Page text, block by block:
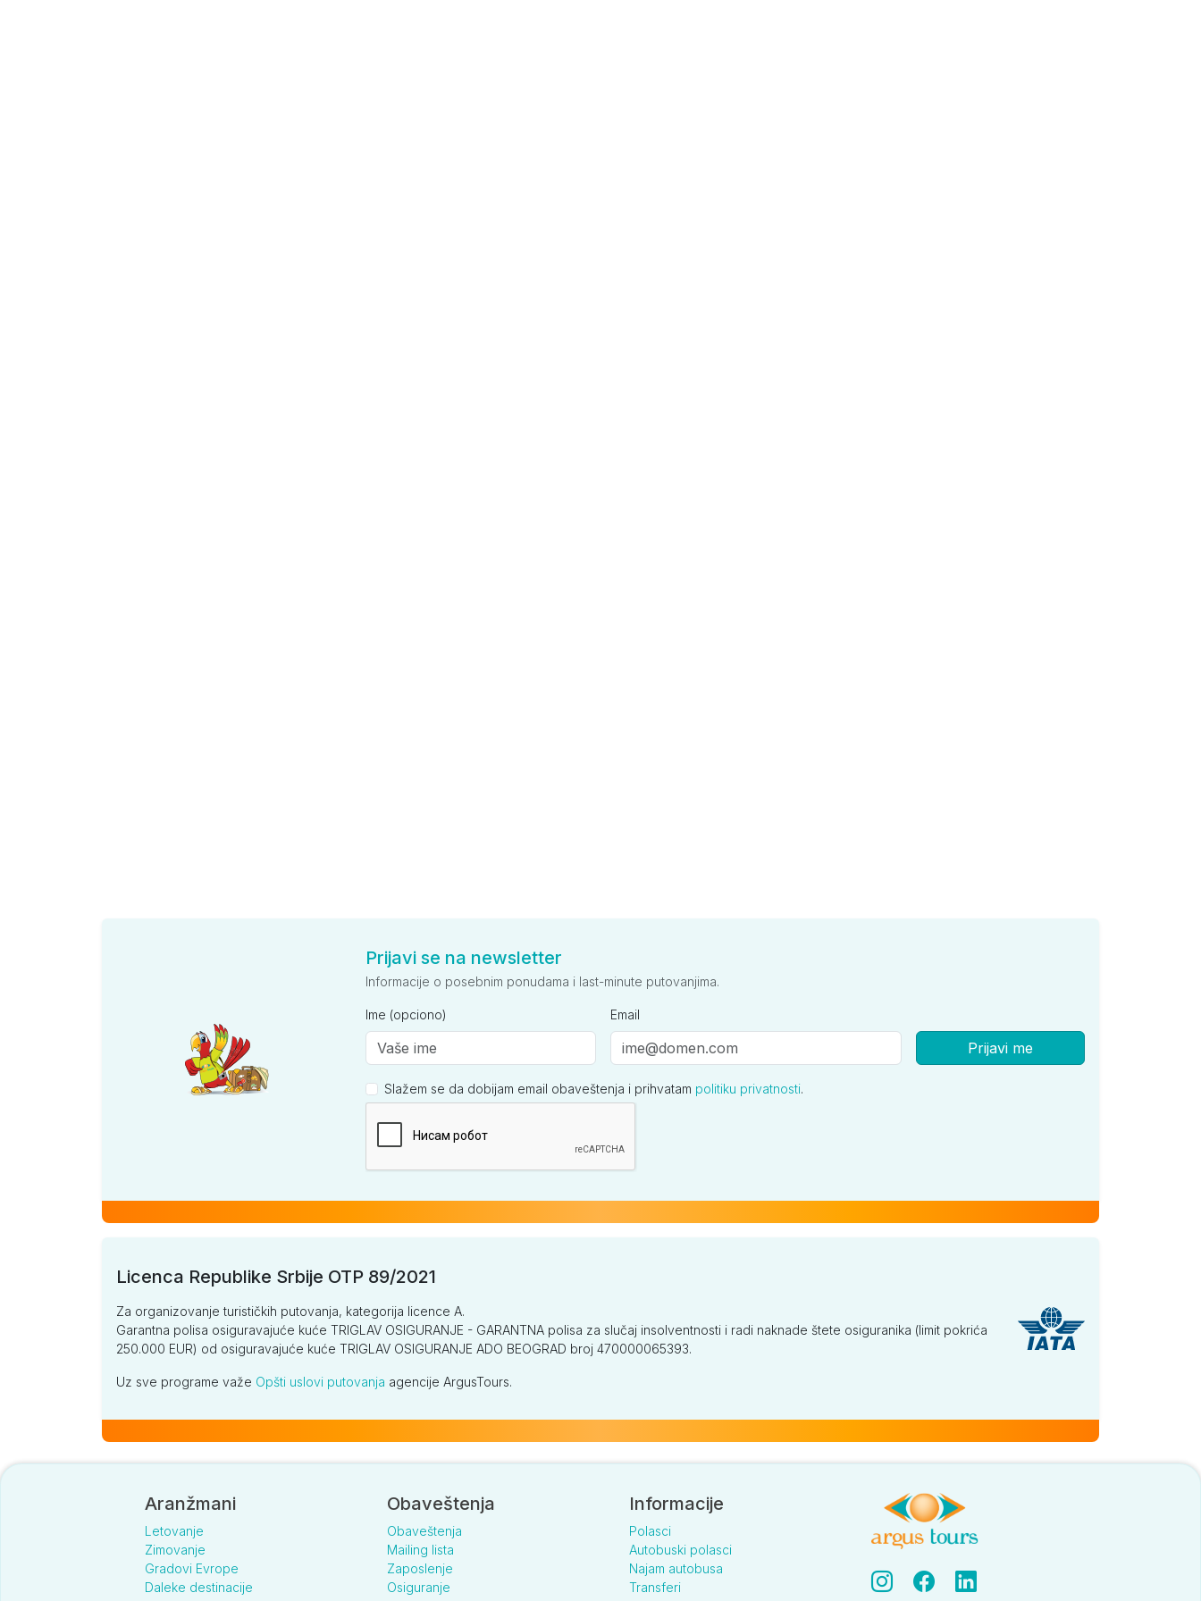
Prijavi se na newsletter
Informacije o posebnim ponudama i last-minute putovanjima.
Ime (opciono) Email
Prijavi me
Slažem se da dobijam email obaveštenja i prihvatam politiku privatnosti.
Licenca Republike Srbije OTP 89/2021
Za organizovanje turističkih putovanja, kategorija licence A.
Garantna polisa osiguravajuće kuće TRIGLAV OSIGURANJE - GARANTNA polisa za slučaj insolventnosti i radi naknade štete osiguranika (limit pokrića
250.000 EUR) od osiguravajuće kuće TRIGLAV OSIGURANJE ADO BEOGRAD broj 470000065393.
Uz sve programe važe Opšti uslovi putovanja agencije ArgusTours.
Aranžmani
Letovanje
Zimovanje
Gradovi Evrope
Daleke destinacije
Obaveštenja
Obaveštenja
Mailing lista
Zaposlenje
Osiguranje
Informacije
Polasci
Autobuski polasci
Najam autobusa
Transferi